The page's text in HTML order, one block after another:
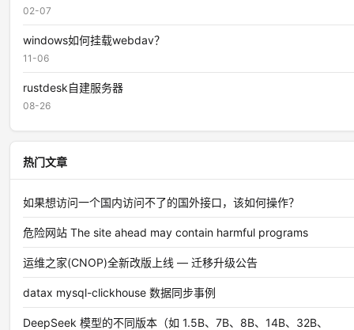
02-07
windows如何挂载webdav？
11-06
rustdesk自建服务器
08-26
热门文章
如果想访问一个国内访问不了的国外接口，该如何操作？
危险网站 The site ahead may contain harmful programs
运维之家(CNOP)全新改版上线 — 迁移升级公告
datax mysql-clickhouse 数据同步事例
DeepSeek 模型的不同版本（如 1.5B、7B、8B、14B、32B、